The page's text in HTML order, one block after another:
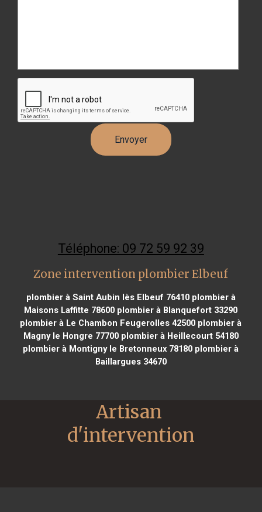
Téléphone: 09 72 59 92 39
Zone intervention plombier Elbeuf
plombier à Saint Aubin lès Elbeuf 76410plombier à
Maisons Laffitte 78600 plombier à Blanquefort 33290
plombier à Le Chambon Feugerolles 42500 plombier à
Magny le Hongre 77700plombier à Heillecourt 54180
plombier à Montigny le Bretonneux 78180 plombier à
Baillargues 34670
Artisan
d'intervention